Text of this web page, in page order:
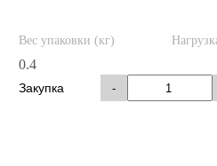
Вес упаковки (кг)
0.4
Закупка -